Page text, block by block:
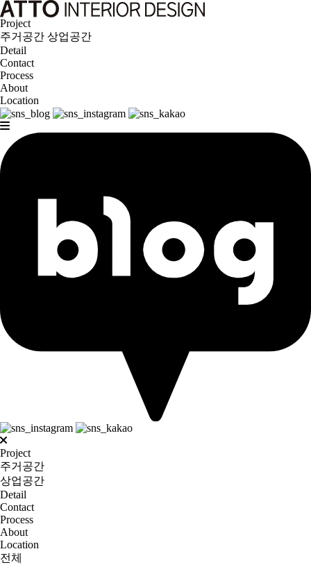
Project
주거공간 상업공간
Detail
Contact
Process
About
Location
Project
주거공간
상업공간
Detail
Contact
Process
About
Location
전체